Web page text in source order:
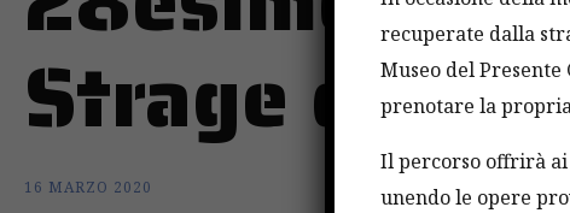
Strage di
16 MARZO 2020
recuperate dalla
Museo del Presente
prenotare la
Il percorso offrirà
unendo le opere